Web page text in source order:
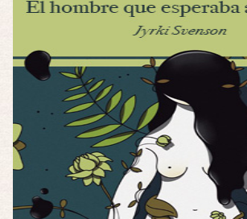
La he dejado a medias por motivos de fuerz …
Posesión Infernal: En Llamas
Por: FrancHis
Yo justo fui a verla ayer al cine y la ver …
Por encima de tu cadáver
Por: Luar
Interesante cuando avanza, le falta algo d …